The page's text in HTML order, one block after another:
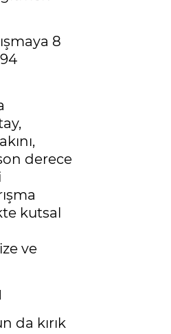
8
derece
kutsal
ve
da kırık